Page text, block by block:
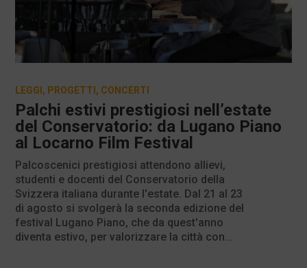
Palchi estivi prestigiosi nell’estate
del Conservatorio: da Lugano Piano
al Locarno Film Festival
LEGGI, PROGETTI, CONCERTI
Palcoscenici prestigiosi attendono allievi,
studenti e docenti del Conservatorio della
Svizzera italiana durante l'estate. Dal 21 al 23
di agosto si svolgerà la seconda edizione del
festival Lugano Piano, che da quest'anno
diventa estivo, per valorizzare la città con...